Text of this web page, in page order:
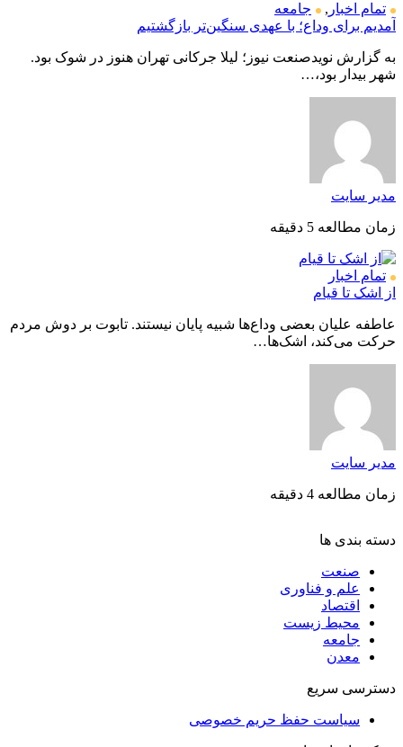
تمام اخبار ,
جامعه
آمدیم برای وداع؛ با عهدی سنگین‌تر بازگشتیم
به گزارش نویدصنعت نیوز؛ لیلا جرکانی تهران هنوز در شوک بود.
شهر بیدار بود،…
مدیر سایت
زمان مطالعه 5 دقیقه
تمام اخبار
از اشک تا قیام
عاطفه علیان بعضی وداع‌ها شبیه پایان نیستند. تابوت بر دوش مردم
حرکت می‌کند، اشک‌ها…
مدیر سایت
زمان مطالعه 4 دقیقه
دسته بندی ها
صنعت
علم و فناوری
اقتصاد
محیط زیست
جامعه
معدن
دسترسی سریع
سیاست حفظ حریم خصوصی